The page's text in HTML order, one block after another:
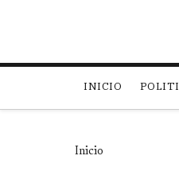
INICIO
Inicio